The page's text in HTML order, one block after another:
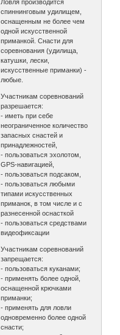
Ловля производится
спиннинговым удилищем,
оснащенным не более чем
одной искусственной
приманкой. Снасти для
соревнования (удилища,
катушки, лески,
искусственные приманки) -
любые.
Участникам соревнований
разрешается:
- иметь при себе
неограниченное количество
запасных снастей и
принадлежностей,
- пользоваться эхолотом,
GPS-навигацией,
- пользоваться подсаком,
- пользоваться любыми
типами искусственных
приманок, в том числе и с
разнесенной оснасткой
- пользоваться средствами
видеофиксации
Участникам соревнований
запрещается:
- пользоваться куканами;
- применять более одной,
оснащенной крючками
приманки;
- применять для ловли
одновременно более одной
снасти;